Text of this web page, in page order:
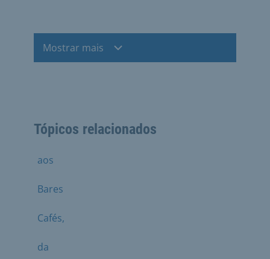
Mostrar mais
Tópicos relacionados
aos
Bares
Cafés,
da